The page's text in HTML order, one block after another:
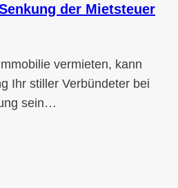
der Mietsteuer
vermieten, kann
Ihr stiller Verbündeter bei
sein…